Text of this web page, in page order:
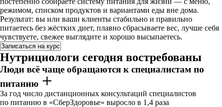
режимом, списком продуктов и вариантами еды вне дома.
Результат: вы или ваши клиенты стабильно и правильно
питаетесь без жёстких диет, плавно сбрасываете вес, лучше себя
чувствуете, свежее выглядите и хорошо высыпаетесь.
Записаться на курс
Нутрициологи сегодня востребованы
Люди всё чаще обращаются к специалистам по
питанию
За год число дистанционных консультаций специалистов
по питанию в «СберЗдоровье» выросло в 1,4 раза